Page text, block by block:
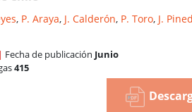
, P. Araya, J. Calderón, P. Toro, J.
| Fecha de publicación Junio
415